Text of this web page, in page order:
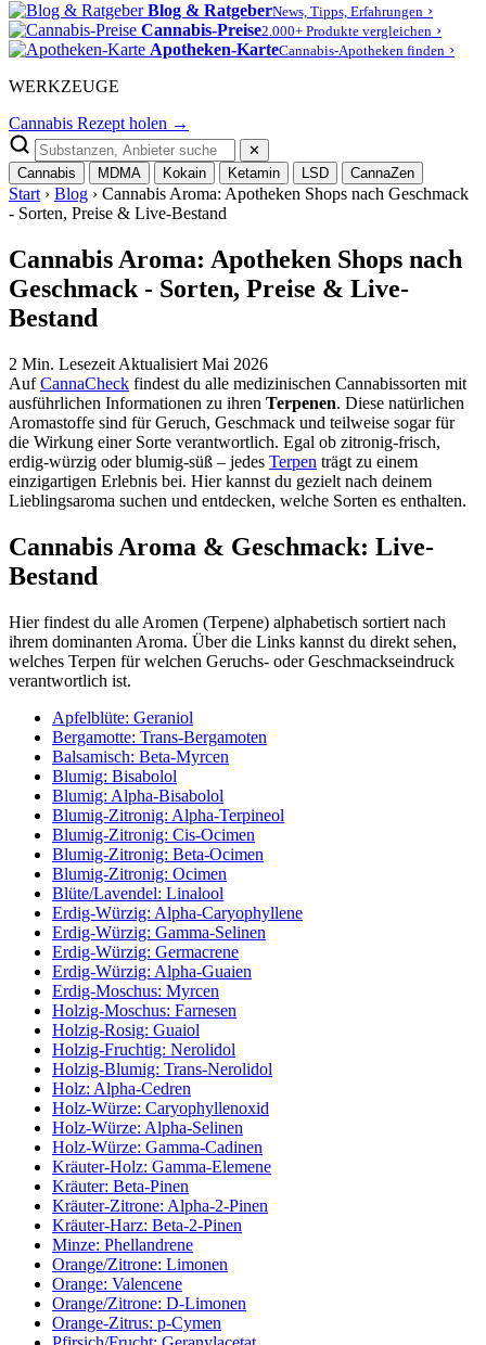
Blog & RatgeberNews, Tipps, Erfahrungen ›
Cannabis-Preise2.000+ Produkte vergleichen ›
Apotheken-KarteCannabis-Apotheken finden ›
WERKZEUGE
Cannabis Rezept holen →
✕
Cannabis
MDMA Kokain Ketamin LSD CannaZen
Start › Blog › Cannabis Aroma: Apotheken Shops nach Geschmack
- Sorten, Preise & Live-Bestand
Cannabis Aroma: Apotheken Shops nach
Geschmack - Sorten, Preise & Live-
Bestand
2 Min. Lesezeit Aktualisiert Mai 2026
AufCannaCheck findest du alle medizinischen Cannabissorten mit
ausführlichen Informationen zu ihren Terpenen. Diese natürlichen
Aromastoffe sind für Geruch, Geschmack und teilweise sogar für
die Wirkung einer Sorte verantwortlich. Egal ob zitronig-frisch,
erdig-würzig oder blumig-süß – jedes Terpen trägt zu einem
einzigartigen Erlebnis bei. Hier kannst du gezielt nach deinem
Lieblingsaroma suchen und entdecken, welche Sorten es enthalten.
Cannabis Aroma & Geschmack: Live-
Bestand
Hier findest du alle Aromen (Terpene) alphabetisch sortiert nach
ihrem dominanten Aroma. Über die Links kannst du direkt sehen,
welches Terpen für welchen Geruchs- oder Geschmackseindruck
verantwortlich ist.
Apfelblüte: Geraniol
Bergamotte: Trans-Bergamoten
Balsamisch: Beta-Myrcen
Blumig: Bisabolol
Blumig: Alpha-Bisabolol
Blumig-Zitronig: Alpha-Terpineol
Blumig-Zitronig: Cis-Ocimen
Blumig-Zitronig: Beta-Ocimen
Blumig-Zitronig: Ocimen
Blüte/Lavendel: Linalool
Erdig-Würzig: Alpha-Caryophyllene
Erdig-Würzig: Gamma-Selinen
Erdig-Würzig: Germacrene
Erdig-Würzig: Alpha-Guaien
Erdig-Moschus: Myrcen
Holzig-Moschus: Farnesen
Holzig-Rosig: Guaiol
Holzig-Fruchtig: Nerolidol
Holzig-Blumig: Trans-Nerolidol
Holz: Alpha-Cedren
Holz-Würze: Caryophyllenoxid
Holz-Würze: Alpha-Selinen
Holz-Würze: Gamma-Cadinen
Kräuter-Holz: Gamma-Elemene
Kräuter: Beta-Pinen
Kräuter-Zitrone: Alpha-2-Pinen
Kräuter-Harz: Beta-2-Pinen
Minze: Phellandrene
Orange/Zitrone: Limonen
Orange: Valencene
Orange/Zitrone: D-Limonen
Orange-Zitrus: p-Cymen